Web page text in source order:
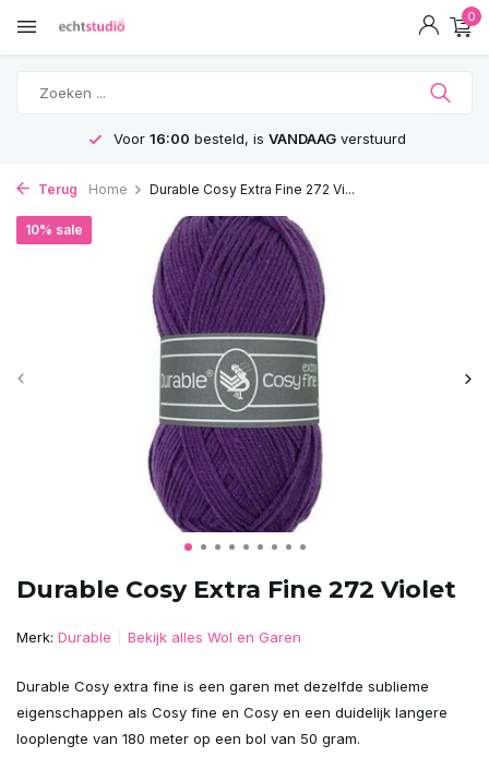
0
Voor 16:00 besteld, is VANDAAGverstuurd
Terug Home Durable Cosy Extra Fine 272 Vi...
Durable Cosy Extra Fine 272 Violet
10% sale
Merk: Durable Bekijk alles Wol en Garen
Durable Cosy extra fine is een garen met dezelfde sublieme
eigenschappen als Cosy fine en Cosy en een duidelijk langere
looplengte van 180 meter op een bol van 50 gram.